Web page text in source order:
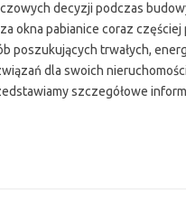
decyzji podczas
okna pabianice coraz
poszukujących trwałych,
dla swoich
szczegółowe